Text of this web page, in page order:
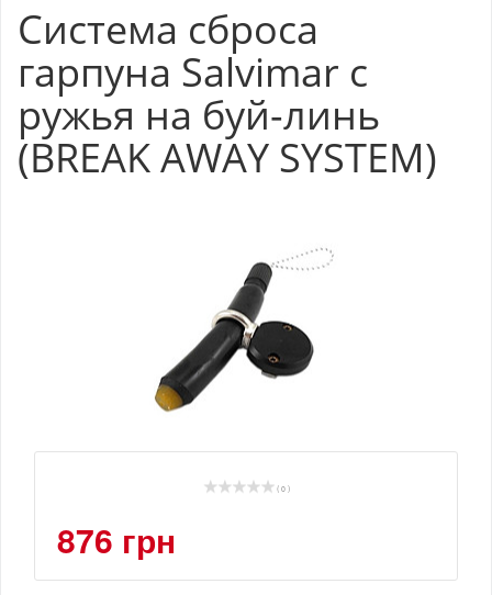
Система сброса
гарпуна Salvimar с
ружья на буй-линь
(BREAK AWAY SYSTEM)
( 0 )
876 грн